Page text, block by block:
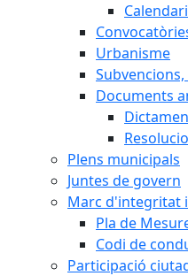
Urbanisme
Documents
Plens municipals
Juntes de govern
Marc d'integritat
Pla de
Codi de
Participació